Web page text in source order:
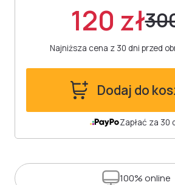
120 zł
Najniższa cena z 30 dni przed
Dodaj do
Zapłać za 30
100%online